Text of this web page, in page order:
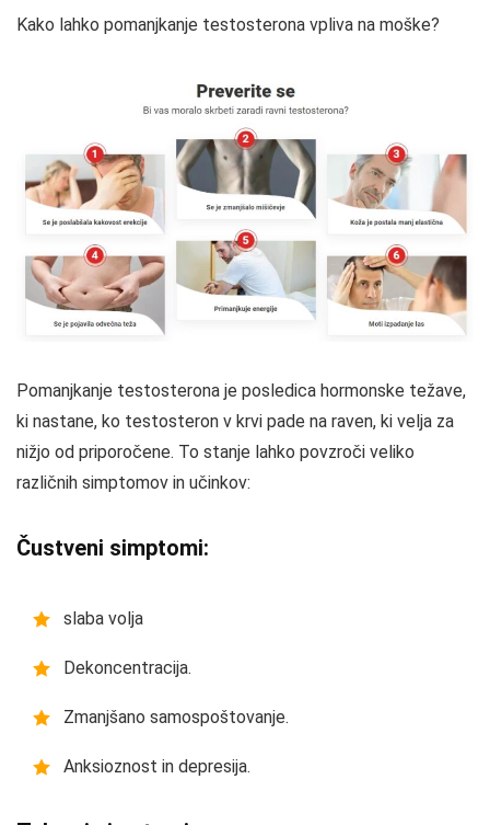
Kako lahko pomanjkanje testosterona vpliva na moške?
Pomanjkanje testosterona je posledica hormonske težave,
ki nastane, ko testosteron v krvi pade na raven, ki velja za
nižjo od priporočene. To stanje lahko povzroči veliko
različnih simptomov in učinkov:
Čustveni simptomi:
slaba volja
Dekoncentracija.
Zmanjšano samospoštovanje.
Anksioznost in depresija.